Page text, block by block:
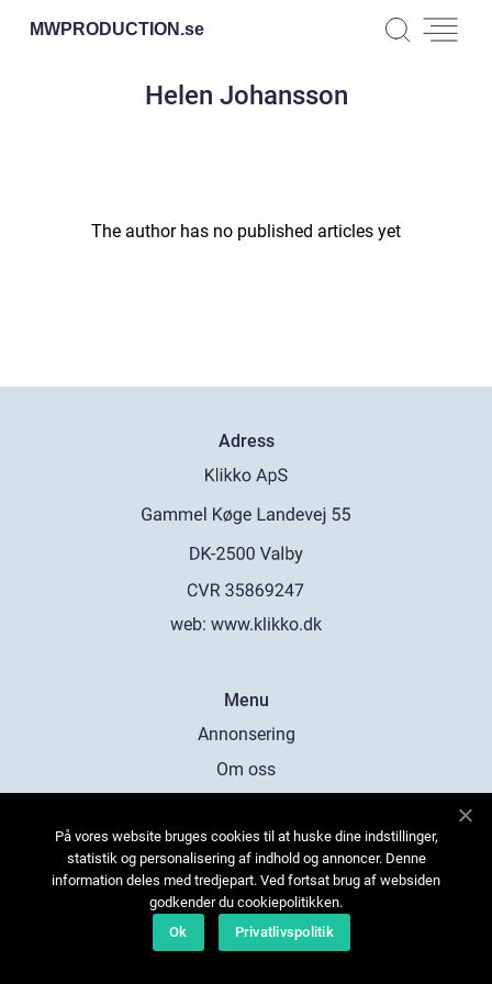
MWPRODUCTION.se
Helen Johansson
The author has no published articles yet
Adress
web: www.klikko.dk
Menu
Annonsering
Om oss
Kontakta oss
Sitemap
På vores website bruges cookies til at huske dine indstillinger,
statistik og personalisering af indhold og annoncer. Denne
information deles med tredjepart. Ved fortsat brug af websiden
godkender du cookiepolitikken.
Ok
Privatlivspolitik